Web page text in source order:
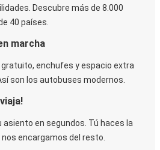
Descubre más de 8.000
40 países.
marcha
gratuito, enchufes y espacio extra
son los autobuses modernos.
asiento en segundos. Tú haces la
encargamos del resto.